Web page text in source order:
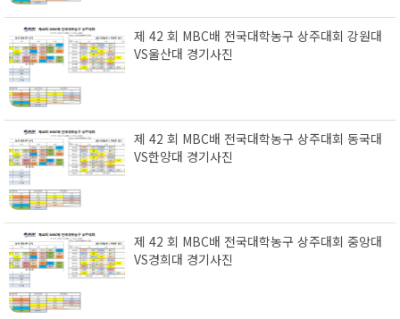
제 42 회 MBC배 전국대학농구 상주대회 강원대
VS울산대 경기사진
제 42 회 MBC배 전국대학농구 상주대회 동국대
VS한양대 경기사진
제 42 회 MBC배 전국대학농구 상주대회 중앙대
VS경희대 경기사진